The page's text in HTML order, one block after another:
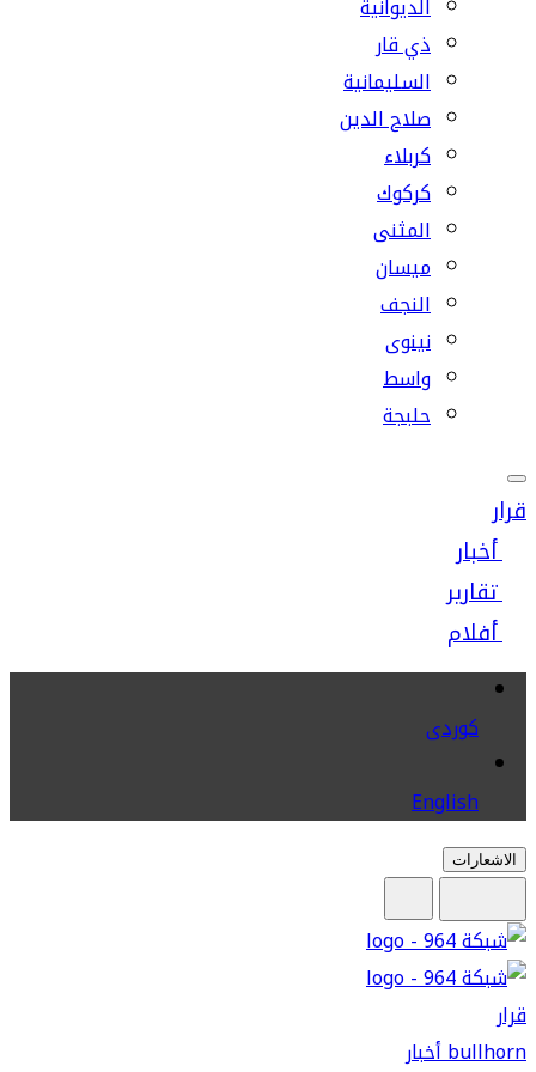
الديوانية
ذي قار
السليمانية
صلاح الدين
كربلاء
كركوك
المثنى
ميسان
النجف
نينوى
واسط
حلبجة
قرار
أخبار
تقارير
أفلام
كوردى
English
الاشعارات
قرار
bullhornأخبار